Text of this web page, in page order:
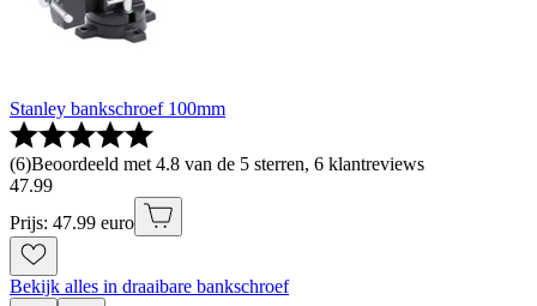
Stanley bankschroef 100mm
(6)Beoordeeld met 4.8 van de 5 sterren, 6 klantreviews
47.99
Prijs: 47.99 euro
Bekijk alles in draaibare bankschroef